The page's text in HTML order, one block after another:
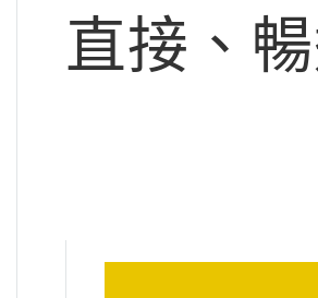
直接、